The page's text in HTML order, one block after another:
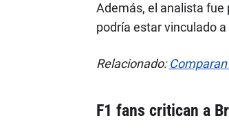
Además, el analista fue
podría estar vinculado
Relacionado:Comparan
F1 fans critican a